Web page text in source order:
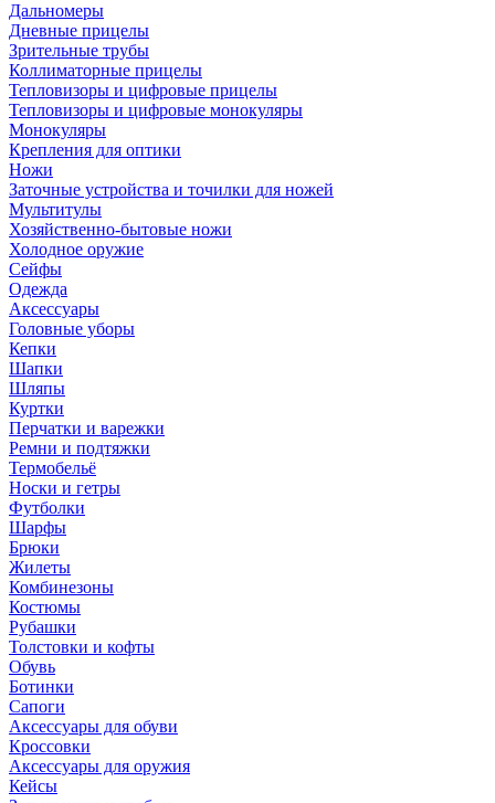
Дальномеры
Дневные прицелы
Зрительные трубы
Коллиматорные прицелы
Тепловизоры и цифровые прицелы
Тепловизоры и цифровые монокуляры
Монокуляры
Крепления для оптики
Ножи
Заточные устройства и точилки для ножей
Мультитулы
Хозяйственно-бытовые ножи
Холодное оружие
Сейфы
Одежда
Аксессуары
Головные уборы
Кепки
Шапки
Шляпы
Куртки
Перчатки и варежки
Ремни и подтяжки
Термобельё
Носки и гетры
Футболки
Шарфы
Брюки
Жилеты
Комбинезоны
Костюмы
Рубашки
Толстовки и кофты
Обувь
Ботинки
Сапоги
Аксессуары для обуви
Кроссовки
Аксессуары для оружия
Кейсы